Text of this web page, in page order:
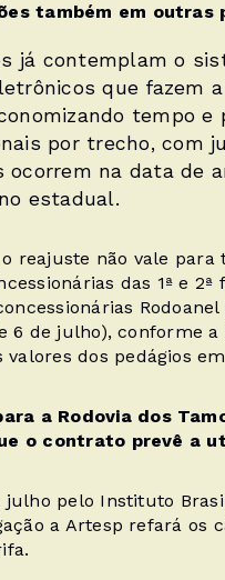
também em outras
já contemplam o
que fazem
tempo e
por trecho, com
na data de
estadual.
reajuste não vale para
das 1ª e 2ª
Rodoanel
de julho), conforme a
dos pedágios
a Rodovia dos
o contrato prevê a
pelo Instituto
a Artesp refará os